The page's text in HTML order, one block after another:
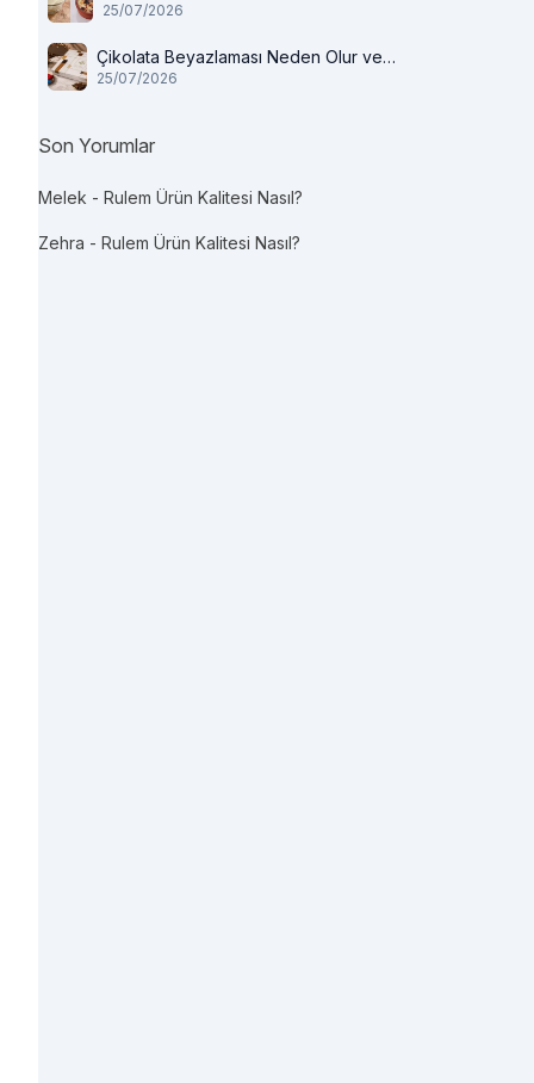
Nelerdir?
25/07/2026
Çikolata Beyazlaması Neden Olur ve
Tüketilir mi?
25/07/2026
Son Yorumlar
Melek - Rulem Ürün Kalitesi Nasıl?
Zehra - Rulem Ürün Kalitesi Nasıl?